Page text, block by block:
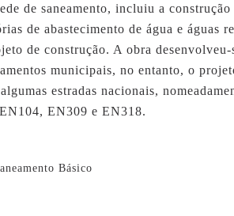
de saneamento, incluiu a construção
de abastecimento de água e águas
de construção. A obra desenvolveu-
municipais, no entanto, o
estradas nacionais,
EN309 e EN318.
Básico